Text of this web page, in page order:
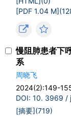
[PDF 1.04 M](
慢阻肺患者下
系
周晓飞
2024(2):149-
DOI: 10. 3969 /
[摘要](719)